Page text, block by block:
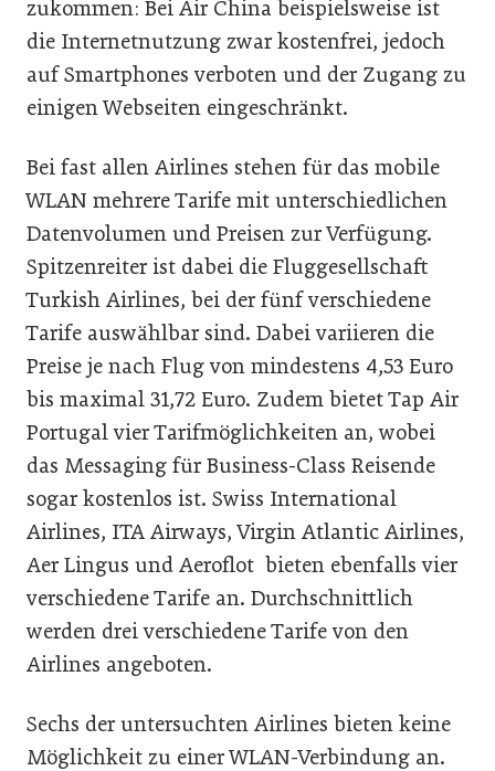
zukommen: Bei Air China beispielsweise ist
die Internetnutzung zwar kostenfrei, jedoch
auf Smartphones verboten und der Zugang zu
einigen Webseiten eingeschränkt.
Bei fast allen Airlines stehen für das mobile
WLAN mehrere Tarife mit unterschiedlichen
Datenvolumen und Preisen zur Verfügung.
Spitzenreiter ist dabei die Fluggesellschaft
Turkish Airlines, bei der fünf verschiedene
Tarife auswählbar sind. Dabei variieren die
Preise je nach Flug von mindestens 4,53 Euro
bis maximal 31,72 Euro. Zudem bietet Tap Air
Portugal vier Tarifmöglichkeiten an, wobei
das Messaging für Business-Class Reisende
sogar kostenlos ist. Swiss International
Airlines, ITA Airways, Virgin Atlantic Airlines,
Aer Lingus und Aeroflot bieten ebenfalls vier
verschiedene Tarife an. Durchschnittlich
werden drei verschiedene Tarife von den
Airlines angeboten.
Sechs der untersuchten Airlines bieten keine
Möglichkeit zu einer WLAN-Verbindung an.